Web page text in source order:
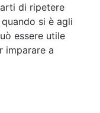
di ripetere
si è agli
essere utile
imparare a